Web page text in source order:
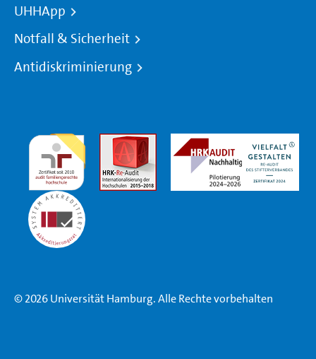
UHHApp
Notfall & Sicherheit
Antidiskriminierung
© 2026 Universität Hamburg. Alle Rechte vorbehalten